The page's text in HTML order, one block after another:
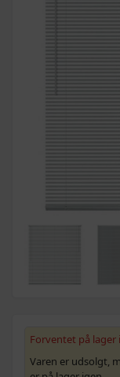
Forventet på lager
Varen er udsolgt,